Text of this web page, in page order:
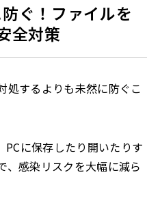
ぐ！ファイルを
全対策
処するよりも未然に防ぐこ
に保存したり開いたりす
、感染リスクを大幅に減ら